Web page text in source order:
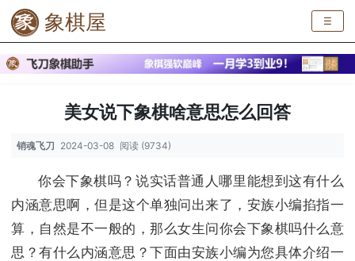
象棋屋 ☰
美女说下象棋啥意思怎么回答
销魂飞刀 2024-03-08 阅读 (9734)
你会下象棋吗？说实话普通人哪里能想到这有什么
内涵意思啊，但是这个单独问出来了，安族小编掐指一
算，自然是不一般的，那么女生问你会下象棋吗什么意
思？有什么内涵意思？下面由安族小编为您具体介绍一